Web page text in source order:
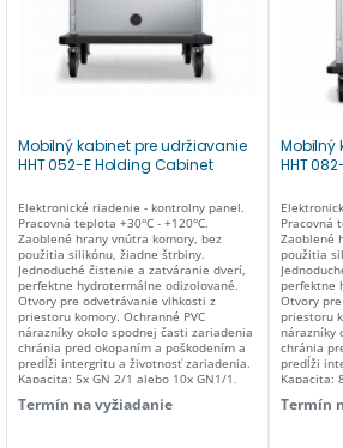
Mobilný kabinet pre udržiavanie
HHT 052-E Holding Cabinet
Elektronické riadenie - kontrolny panel.
Pracovná teplota +30°C - +120°C.
Zaoblené hrany vnútra komory, bez
použitia silikónu, žiadne štrbiny.
Jednoduché čistenie a zatváranie dverí,
perfektne hydrotermálne odizolované.
Otvory pre odvetrávanie vlhkosti z
priestoru komory. Ochranné PVC
nárazníky okolo spodnej časti zariadenia
chránia pred okopaním a poškodením a
predĺži intergritu a životnosť zariadenia.
Kapacita: 5x GN 2/1 alebo 10x GN1/1,
70mm. Príkon: 1,5kW/230V. Rozmer v
Termín na vyžiadanie
Mobilný
HHT
Pracovná
Zaoblené
použitia
perfektne
Otvory
priestoru
nárazníky
chránia
predĺži
Kapacita:
70mm.
Termín